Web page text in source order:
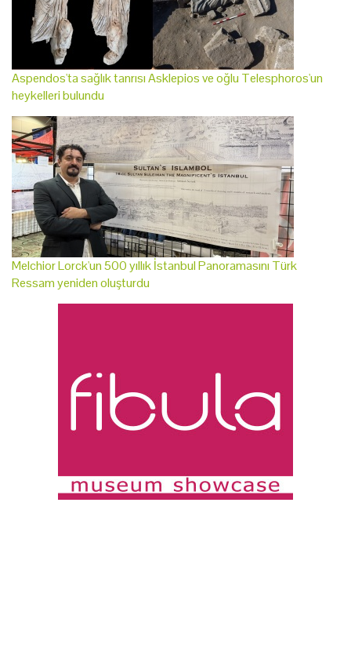
Aspendos'ta sağlık tanrısı Asklepios ve oğlu Telesphoros'un
heykelleri bulundu
Melchior Lorck'un 500 yıllık İstanbul Panoramasını Türk
Ressam yeniden oluşturdu